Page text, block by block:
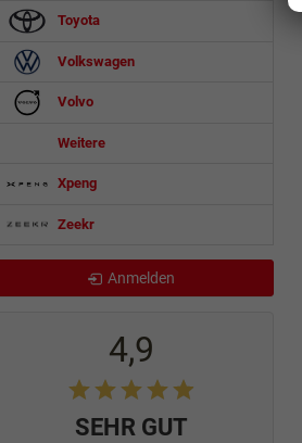
Toyota
Volkswagen
Volvo
Weitere
Xpeng
Zeekr
Anmelden
4,9
SEHR GUT